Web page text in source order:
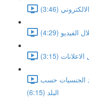
(3:46)
(4:29)
(3:15)
الجنسيات حسب
البلد (6:15)